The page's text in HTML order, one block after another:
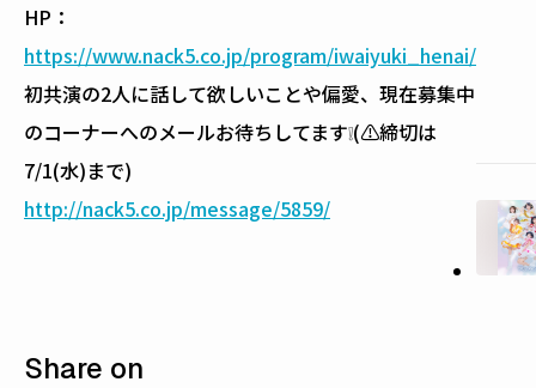
HP：
https://www.nack5.co.jp/program/iwaiyuki_henai/
初共演の2人に話して欲しいことや偏愛、現在募集中
のコーナーへのメールお待ちしてます❕(⚠締切は
7/1(水)まで)
http://nack5.co.jp/message/5859/
Share on